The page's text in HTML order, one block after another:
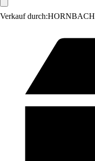
Verkauf durch:HORNBACH